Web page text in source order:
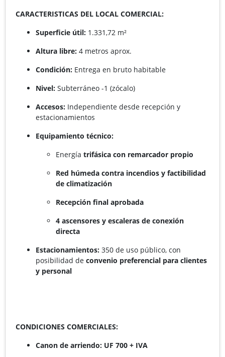
CARACTERISTICAS DEL LOCAL COMERCIAL:
Superficie útil: 1.331,72 m²
Altura libre: 4 metros aprox.
Condición: Entrega en bruto habitable
Nivel: Subterráneo -1 (zócalo)
Accesos: Independiente desde recepción y
estacionamientos
Equipamiento técnico:
Energía trifásica con remarcador propio
Red húmeda contra incendios y factibilidad
de climatización
Recepción final aprobada
4 ascensores y escaleras de conexión
directa
Estacionamientos: 350 de uso público, con
posibilidad de convenio preferencial para clientes
y personal
CONDICIONES COMERCIALES:
Canon de arriendo: UF 700 + IVA